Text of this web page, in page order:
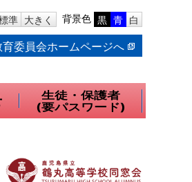
準 大きく 背景色 黒 青 白
育委員会ホームページへ
生徒・保護者
(要パスワード)